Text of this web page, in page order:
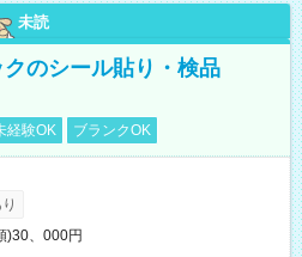
未読
のシール貼り・検品
経験OK ブランクOK
)30、000円